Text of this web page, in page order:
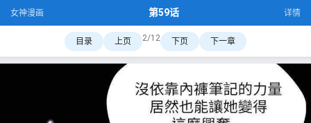
女神漫画 第59话 详情
目录 上页 2/12 下页 下一章